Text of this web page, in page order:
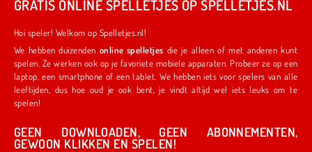
GRATIS ONLINE SPELLETJES OP SPELLETJES.NL
Hoi speler! Welkom op Spelletjes.nl!
We hebben duizenden online spelletjes die je alleen of met anderen kunt
spelen. Ze werken ook op je favoriete mobiele apparaten. Probeer ze op een
laptop, een smartphone of een tablet. We hebben iets voor spelers van alle
leeftijden, dus hoe oud je ook bent, je vindt altijd wel iets leuks om te
spelen!
GEEN DOWNLOADEN, GEEN ABONNEMENTEN,
GEWOON KLIKKEN EN SPELEN!